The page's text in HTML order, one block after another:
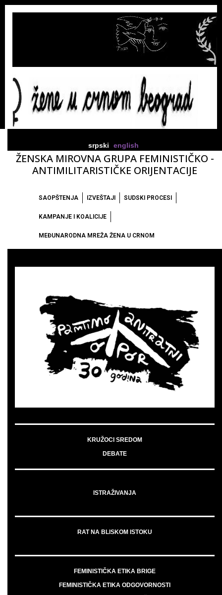
srpski english
ŽENSKA MIROVNA GRUPA FEMINISTIČKO -
ANTIMILITARISTIČKE ORIJENTACIJE
SAOPŠTENJA IZVEŠTAJI SUDSKI PROCESI
KAMPANJE I KOALICIJE
MEĐUNARODNA MREŽA ŽENA U CRNOM
KRUŽOCI SREDOM
DEBATE
ISTRAŽIVANJA
RAT NA BLISKOM ISTOKU
FEMINISTIČKA ETIKA BRIGE
FEMINISTIČKA ETIKA ODGOVORNOSTI